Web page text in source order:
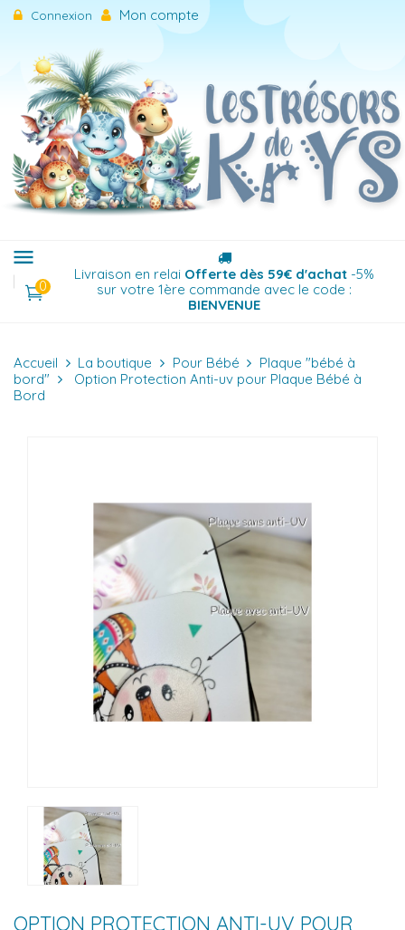
Connexion Mon compte
menu
0
Livraison en relai Offerte dès 59€ d'achat -5%
sur votre 1ère commande avec le code :
BIENVENUE
Accueil La boutique Pour Bébé
Plaque "bébé à
bord"
Option Protection Anti-uv pour Plaque Bébé à
Bord
OPTION PROTECTION ANTI-UV POUR